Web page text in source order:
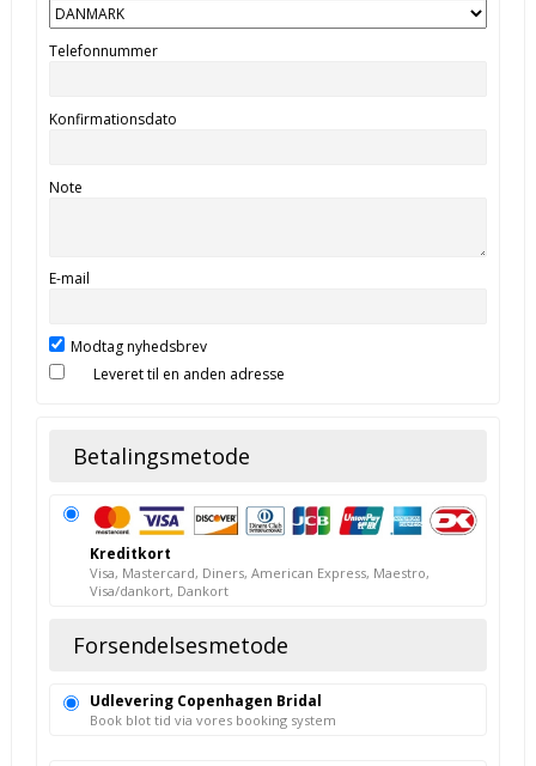
Telefonnummer
Konfirmationsdato
Note
E-mail
Modtag nyhedsbrev
Leveret til en anden adresse
Betalingsmetode
Kreditkort
Visa, Mastercard, Diners, American Express, Maestro,
Visa/dankort, Dankort
Forsendelsesmetode
Udlevering Copenhagen Bridal
Book blot tid via vores booking system